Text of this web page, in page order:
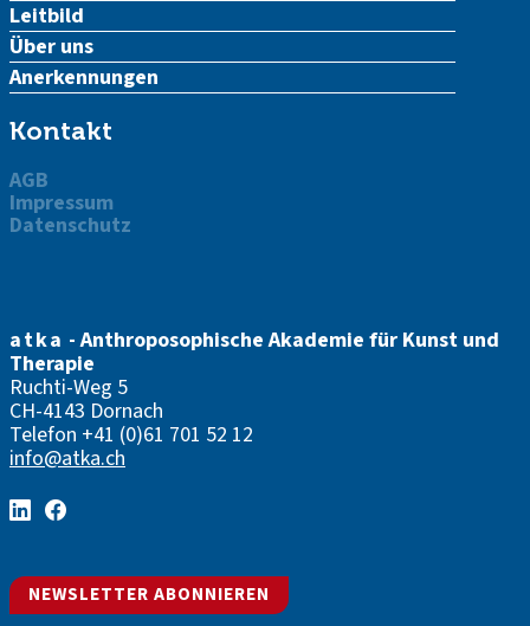
Leitbild
Über uns
Anerkennungen
Kontakt
AGB
Impressum
Datenschutz
atka - Anthroposophische Akademie für Kunst und
Therapie
Ruchti-Weg 5
CH-4143 Dornach
Telefon +41 (0)61 701 52 12
info@atka.ch
NEWSLETTER ABONNIEREN